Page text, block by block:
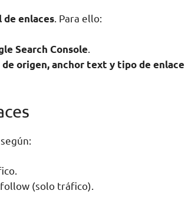
enlaces . Para ello:
Search Console
de origen, anchor text y tipo de enlace
(solo tráfico).